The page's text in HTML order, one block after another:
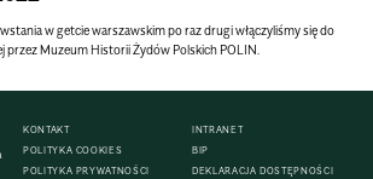
w getcie warszawskim po raz drugi włączyliśmy się do
przez Muzeum Historii Żydów Polskich POLIN.
KONTAKT
POLITYKA COOKIES
POLITYKA PRYWATNOŚCI
INTRANET
BIP
DEKLARACJA DOSTĘPNOŚCI